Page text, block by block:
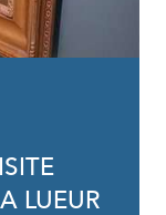
LUEUR